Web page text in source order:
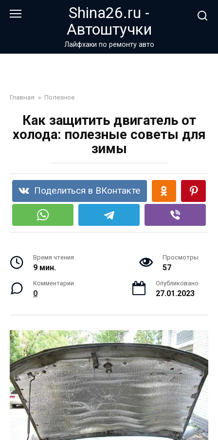
Shina26.ru -
Автоштучки
Лайфхаки по ремонту авто
Главная » Полезное
Как защитить двигатель от
холода: полезные советы для
зимы
Поделиться в ВКонтакте
Время чтения
9 мин.
Просмотры
57
Комментарии
0
Опубликовано
27.01.2023